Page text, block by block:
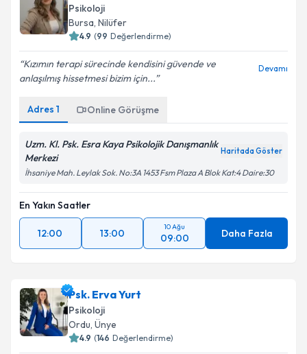
Psikoloji
Bursa, Nilüfer
4.9 (99 Değerlendirme)
Kızımın terapi sürecinde kendisini güvende ve
anlaşılmış hissetmesi bizim için...
Devamı
Adres 1 Online Görüşme
Uzm. Kl. Psk. Esra Kaya Psikolojik Danışmanlık
Merkezi
Haritada Göster
İhsaniye Mah. Leylak Sok. No:3A 1453 Fsm Plaza A Blok Kat:4 Daire:30
En Yakın Saatler
12:00 13:00
10 Ağu
09:00 Daha Fazla
Psk. Erva Yurt
Psikoloji
Ordu, Ünye
4.9 (146 Değerlendirme)